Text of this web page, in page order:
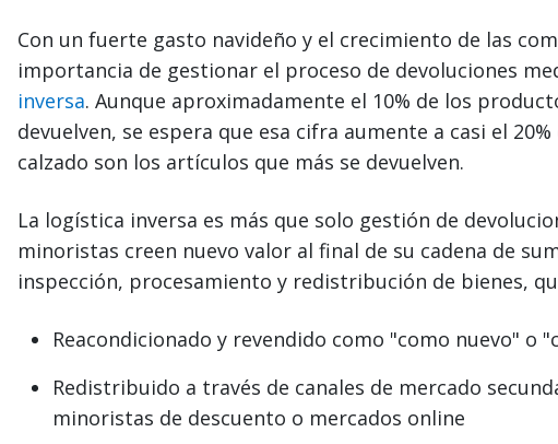
Con un fuerte gasto navideño y el crecimiento de las
importancia de gestionar el proceso de devoluciones
inversa. Aunque aproximadamente el 10% de los
devuelven, se espera que esa cifra aumente a casi el
calzado son los artículos que más se devuelven.
La logística inversa es más que solo gestión de
minoristas creen nuevo valor al final de su cadena de
inspección, procesamiento y redistribución de bienes,
Reacondicionado y revendido como "como nuevo" o
Redistribuido a través de canales de mercado
minoristas de descuento o mercados online